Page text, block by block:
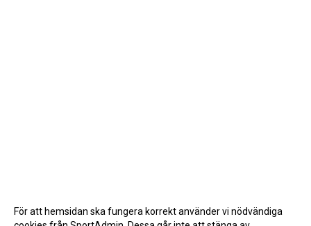
För att hemsidan ska fungera korrekt använder vi nödvändiga